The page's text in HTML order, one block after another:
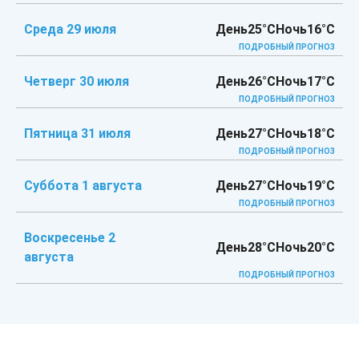
Среда 29 июля День25°CНочь16°C
ПОДРОБНЫЙ ПРОГНОЗ
Четверг 30 июля День26°CНочь17°C
ПОДРОБНЫЙ ПРОГНОЗ
Пятница 31 июля День27°CНочь18°C
ПОДРОБНЫЙ ПРОГНОЗ
Суббота 1 августа День27°CНочь19°C
ПОДРОБНЫЙ ПРОГНОЗ
Воскресенье 2
августа
День28°CНочь20°C
ПОДРОБНЫЙ ПРОГНОЗ